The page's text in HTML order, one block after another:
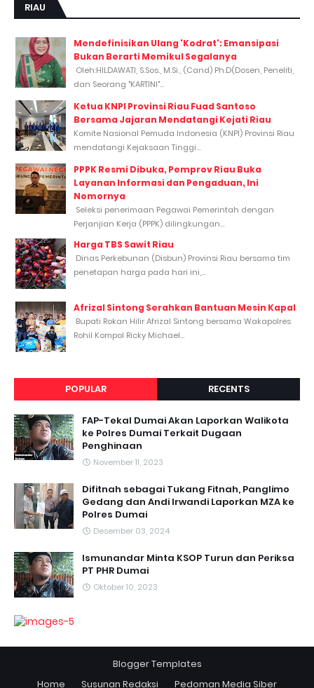
RIAU
Mendefinisikan Ulang 'Kodrat': Emansipasi
Bukan Berarti Memikul Segalanya
Oleh:HILDAWATI, S.Sos., M.Si., (Cand) Ph.D(Dosen, Peneliti,
dan Seorang "KARTINI"...
Ketua KNPI Provinsi Riau Fuad Santoso
Bersama Jajaran Mendatangi Kejati Riau
Komite Nasional Pemuda Indonesia (KNPI) Provinsi Riau
mendatangi Kejaksaan Tinggi...
PPPK Resmi Dibuka, Pemprov Riau Buka
Layanan Informasi dan Pengaduan, Ini
Nomornya
Seleksi penerimaan Pegawai Pemerintah dengan
Perjanjian Kerja (PPPK) dilingkungan...
Harga TBS Sawit Riau
Dinas Perkebunan (Disbun) Provinsi Riau bersama tim
penetapan harga pada hari ini,...
Afrizal Sintong Serahkan Bantuan Mesin Kapal
Bupati Rokan Hilir Afrizal Sintong bersama Wakapolres
Rohil Kompol Ricky Michael...
POPULAR RECENTS
FAP-Tekal Dumai Akan Laporkan Walikota
ke Polres Dumai Terkait Dugaan
Penghinaan
November 11, 2023
Difitnah sebagai Tukang Fitnah, Panglimo
Gedang dan Andi Irwandi Laporkan MZA ke
Polres Dumai
Desember 03, 2024
Ismunandar Minta KSOP Turun dan Periksa
PT PHR Dumai
Oktober 10, 2023
Blogger Templates
Home
Susunan Redaksi Pedoman Media Siber